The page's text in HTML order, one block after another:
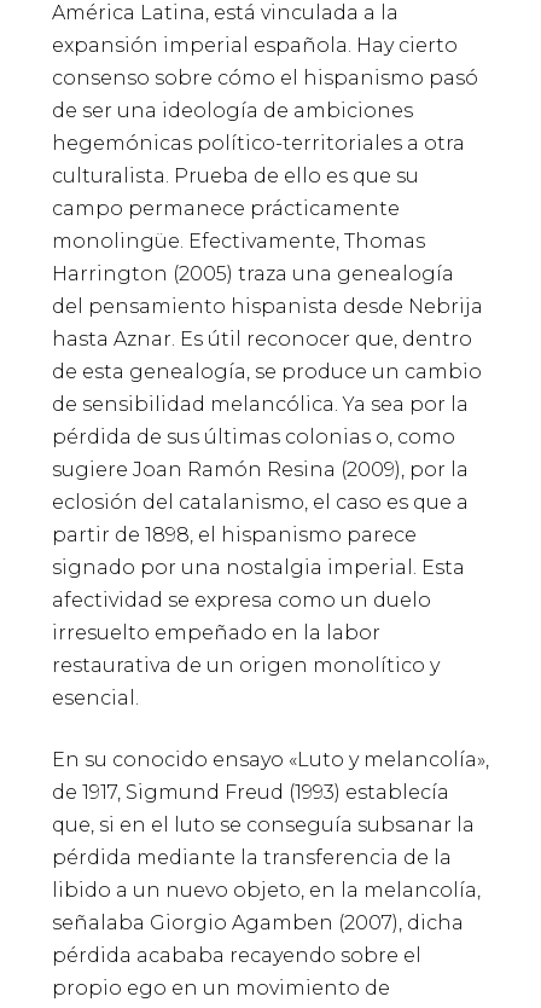
América Latina, está vinculada a la
expansión imperial española. Hay cierto
consenso sobre cómo el hispanismo pasó
de ser una ideología de ambiciones
hegemónicas político-territoriales a otra
culturalista. Prueba de ello es que su
campo permanece prácticamente
monolingüe. Efectivamente, Thomas
Harrington (2005) traza una genealogía
del pensamiento hispanista desde Nebrija
hasta Aznar. Es útil reconocer que, dentro
de esta genealogía, se produce un cambio
de sensibilidad melancólica. Ya sea por la
pérdida de sus últimas colonias o, como
sugiere Joan Ramón Resina (2009), por la
eclosión del catalanismo, el caso es que a
partir de 1898, el hispanismo parece
signado por una nostalgia imperial. Esta
afectividad se expresa como un duelo
irresuelto empeñado en la labor
restaurativa de un origen monolítico y
esencial.
En su conocido ensayo «Luto y melancolía»,
de 1917, Sigmund Freud (1993) establecía
que, si en el luto se conseguía subsanar la
pérdida mediante la transferencia de la
libido a un nuevo objeto, en la melancolía,
señalaba Giorgio Agamben (2007), dicha
pérdida acababa recayendo sobre el
propio ego en un movimiento de